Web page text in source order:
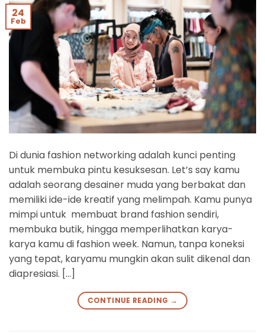
24
Feb
Di dunia fashion networking adalah kunci penting
untuk membuka pintu kesuksesan. Let’s say kamu
adalah seorang desainer muda yang berbakat dan
memiliki ide-ide kreatif yang melimpah. Kamu punya
mimpi untuk membuat brand fashion sendiri,
membuka butik, hingga memperlihatkan karya-
karya kamu di fashion week. Namun, tanpa koneksi
yang tepat, karyamu mungkin akan sulit dikenal dan
diapresiasi. […]
CONTINUE READING →